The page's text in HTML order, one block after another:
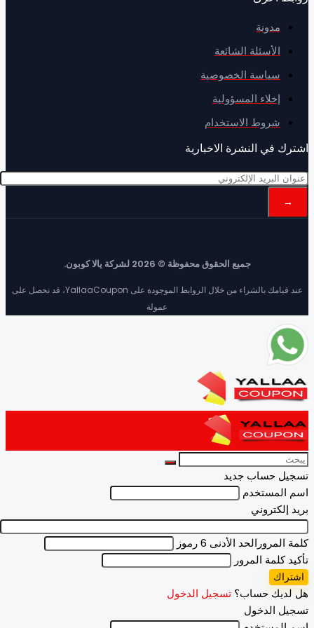
مدونة
الأسئلة الشائعة
سياسة الخصوصية
إخلاء المسؤولية
شروط الاستخدام
في النشرة الاخبارية
جميع الحقوق محفوظة © 2026 لشركة يالا كوبون.
عند قيامك بالشراء من خلال الروابط الموجودة على YallaaCoupon، قد نحصل على
حساب جديد
المستخدم
إلكتروني
المرورالحد الأدنى 6 رموز
كلمة المرور
حساب؟تسجيل الدخول
الدخول